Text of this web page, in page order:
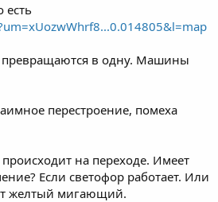
есть
превращаются в одну. Машины
перестроение, помеха
на переходе. Имеет
Если светофор работает. Или
желтый мигающий.